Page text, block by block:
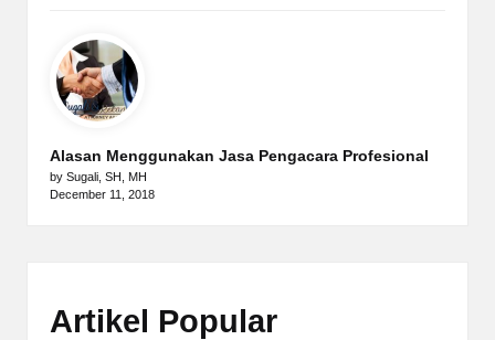
Alasan Menggunakan Jasa Pengacara Profesional
by Sugali, SH, MH
December 11, 2018
Artikel Popular